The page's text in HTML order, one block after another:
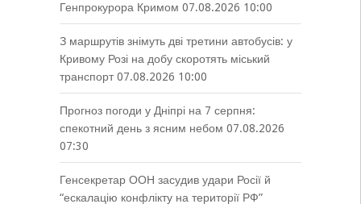
Генпрокурора Кримом 07.08.2026 10:00
З маршрутів знімуть дві третини автобусів: у
Кривому Розі на добу скоротять міський
транспорт 07.08.2026 10:00
Прогноз погоди у Дніпрі на 7 серпня:
спекотний день з ясним небом 07.08.2026
07:30
Генсекретар ООН засудив удари Росії й
“ескалацію конфлікту на території РФ”